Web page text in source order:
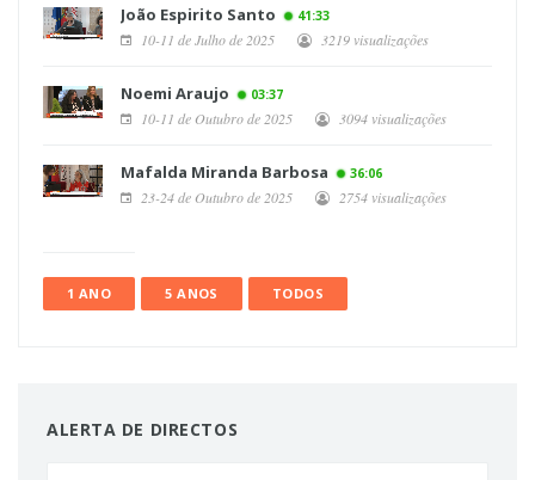
João Espirito Santo 41:33
10-11 de Julho de 2025 3219 visualizações
Noemi Araujo 03:37
10-11 de Outubro de 2025 3094 visualizações
Mafalda Miranda Barbosa 36:06
23-24 de Outubro de 2025 2754 visualizações
1 ANO 5 ANOS TODOS
ALERTA DE DIRECTOS